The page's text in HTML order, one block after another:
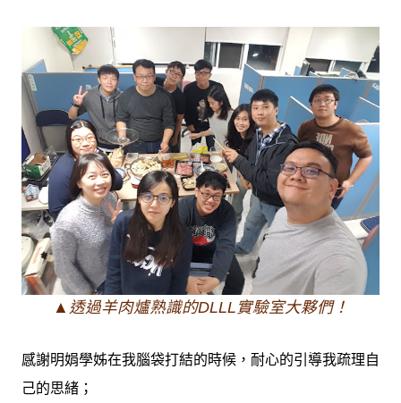
▲透過羊肉爐熟識的DLLL實驗室大夥們！
感謝明娟學姊在我腦袋打結的時候，耐心的引導我疏理自
己的思緒；